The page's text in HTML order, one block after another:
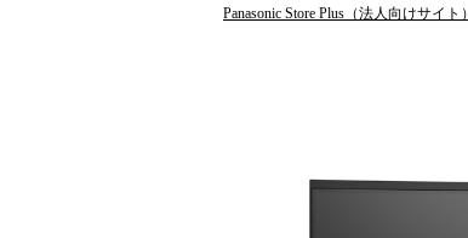
Panasonic Store Plus（法人向けサイト）